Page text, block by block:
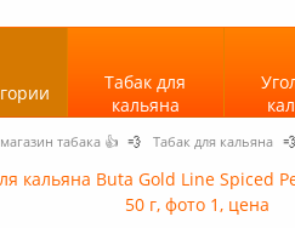
Табак для
кальяна
табака 👍 💨 Табак для кальяна 💨